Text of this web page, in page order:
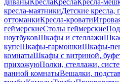
диваныКреслаКреслаКресла-
кресла-маятникиДетские кресла,
оттоманкиКресла-кровати
геймерскиеСтолы геймерские
ноутбуковШкафы и стеллажи
купеШкафы-гармошкиШкафы-
комнатыШкафы с витриной,
прихожуюПолки, стеллажи,
ванной комнатыВешалки,